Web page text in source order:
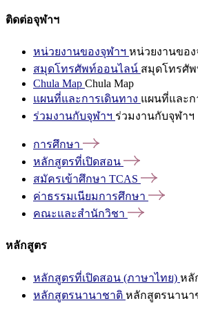
ติดต่อจุฬาฯ
หน่วยงานของจุฬาฯ หน่วยงานของ
สมุดโทรศัพท์ออนไลน์ สมุดโทรศั
Chula Map Chula Map
แผนที่และการเดินทาง แผนที่และก
ร่วมงานกับจุฬาฯ ร่วมงานกับจุฬาฯ
การศึกษา
หลักสูตรที่เปิดสอน
สมัครเข้าศึกษา TCAS
ค่าธรรมเนียมการศึกษา
คณะและสำนักวิชา
หลักสูตร
หลักสูตรที่เปิดสอน (ภาษาไทย) หลั
หลักสูตรนานาชาติ หลักสูตรนานา